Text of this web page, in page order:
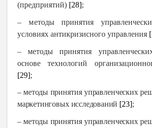
(предприятий) [28];
– методы принятия
условиях антикризисного управления
– методы принятия
основе технологий
[29];
– методы принятия управленческих
маркетинговых исследований [23];
– методы принятия управленческих